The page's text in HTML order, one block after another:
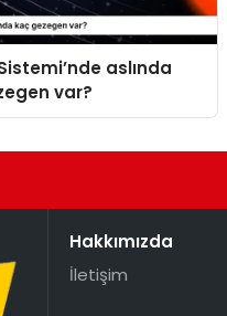
aslında
var?
Hakkımızda
İletişim